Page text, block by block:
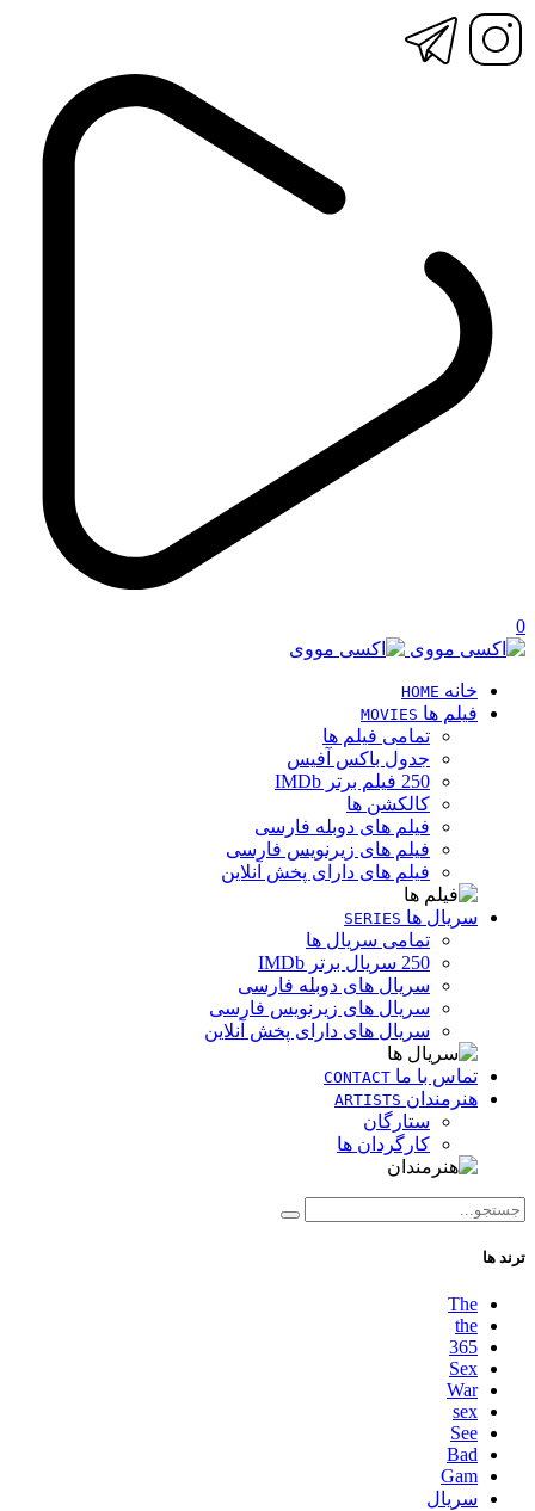
0
خانه HOME
فیلم ها MOVIES
تمامی فیلم ها
جدول باکس آفیس
250 فیلم برتر IMDb
کالکشن ها
فیلم های دوبله فارسی
فیلم های زیرنویس فارسی
فیلم های دارای پخش آنلاین
سریال ها SERIES
تمامی سریال ها
250 سریال برتر IMDb
سریال های دوبله فارسی
سریال های زیرنویس فارسی
سریال های دارای پخش آنلاین
تماس با ما CONTACT
هنرمندان ARTISTS
ستارگان
کارگردان ها
ترند ها
The
the
365
Sex
War
sex
See
Bad
Gam
سریال